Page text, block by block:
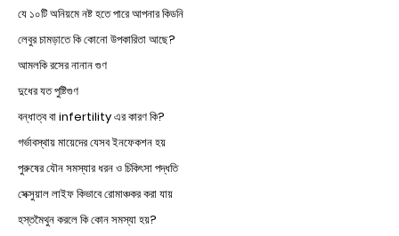
যে ১০টি অনিয়মে নষ্ট হতে পারে আপনার কিডনি
লেবুর চামড়াতে কি কোনো উপকারিতা আছে?
আমলকি রসের নানান গুণ
দুধের যত পুষ্টিগুণ
বন্ধাত্ব বা infertility এর কারণ কি?
গর্ভাবস্থায় মায়েদের যেসব ইনফেকশন হয়
পুরুষের যৌন সমস্যার ধরন ও চিকিৎসা পদ্ধতি
সেক্সুয়াল লাইফ কিভাবে রোমাঞ্চকর করা যায়
হস্তমৈথুন করলে কি কোন সমস্যা হয়?